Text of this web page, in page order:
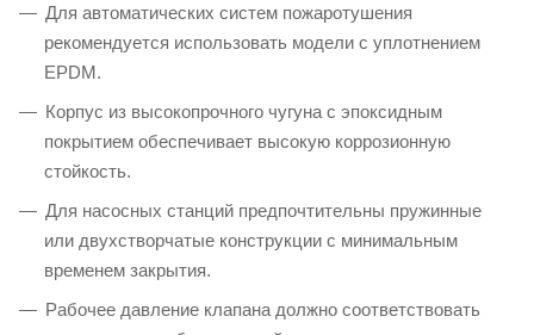
Для автоматических систем пожаротушения
рекомендуется использовать модели с уплотнением
EPDM.
Корпус из высокопрочного чугуна с эпоксидным
покрытием обеспечивает высокую коррозионную
стойкость.
Для насосных станций предпочтительны пружинные
или двухстворчатые конструкции с минимальным
временем закрытия.
Рабочее давление клапана должно соответствовать